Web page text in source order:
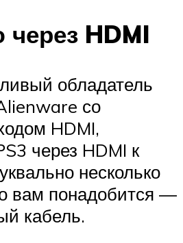
HDMI
обладатель
со
HDMI,
через HDMI к
несколько
вам понадобится —
кабель.